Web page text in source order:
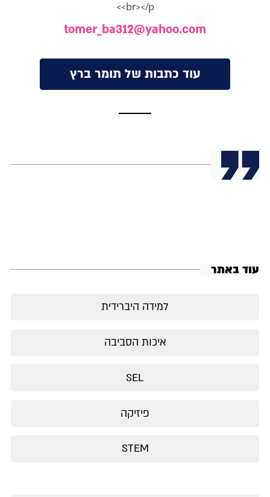
<br></p>
tomer_ba312@yahoo.com
עוד כתבות של תומר ברץ
עוד באתר
למידה היברידית
איכות הסביבה
SEL
פיזיקה
STEM